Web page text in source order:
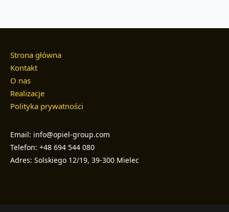
Strona główna
Kontakt
O nas
Realizacje
Polityka prywatności
Email: info@opiel-group.com
Telefon: +48 694 544 080
Adres: Solskiego 12/19, 39-300 Mielec